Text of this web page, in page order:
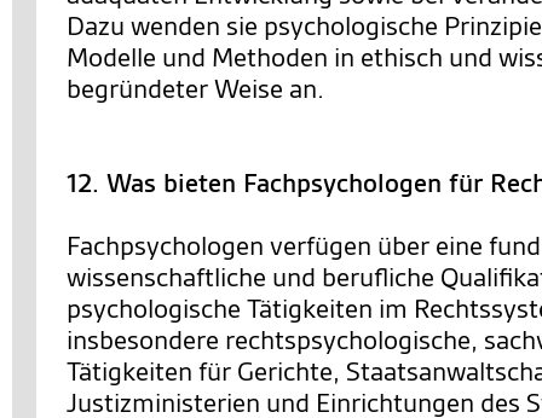
Dazu wenden sie psychologische
Modelle und Methoden in ethisch und
begründeter Weise an.
12. Was bieten Fachpsychologen für
Fachpsychologen verfügen über eine
wissenschaftliche und berufliche
psychologische Tätigkeiten im
insbesondere rechtspsychologische,
Tätigkeiten für Gerichte,
Justizministerien und Einrichtungen des